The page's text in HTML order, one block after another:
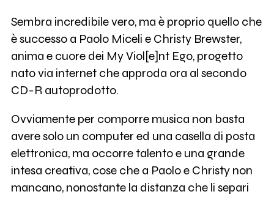
Sembra incredibile vero, ma è proprio quello che
è successo a Paolo Miceli e Christy Brewster,
anima e cuore dei My Viol[e]nt Ego, progetto
nato via internet che approda ora al secondo
CD-R autoprodotto.
Ovviamente per comporre musica non basta
avere solo un computer ed una casella di posta
elettronica, ma occorre talento e una grande
intesa creativa, cose che a Paolo e Christy non
mancano, nonostante la distanza che li separi